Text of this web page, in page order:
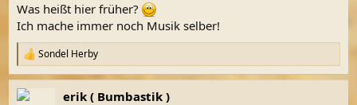
:
Was heißt hier früher?
Ich mache immer noch Musik selber!
R
e
a
k
Sondel Herby
erik ( Bumbastik )